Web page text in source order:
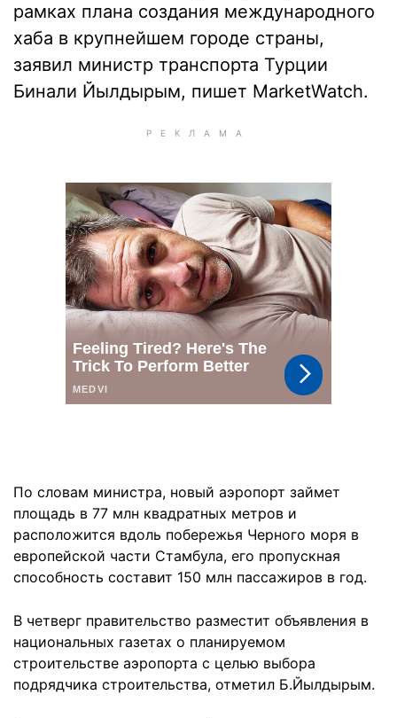
рамках плана создания международного
хаба в крупнейшем городе страны,
заявил министр транспорта Турции
Бинали Йылдырым, пишет MarketWatch.
По словам министра, новый аэропорт займет
площадь в 77 млн квадратных метров и
расположится вдоль побережья Черного моря в
европейской части Стамбула, его пропускная
способность составит 150 млн пассажиров в год.
В четверг правительство разместит объявления в
национальных газетах о планируемом
строительстве аэропорта с целью выбора
подрядчика строительства, отметил Б.Йылдырым.